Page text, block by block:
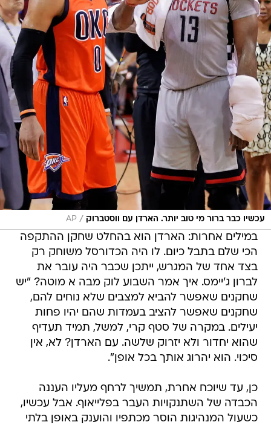
עכשיו כבר ברור מי טוב יותר. הארדן עם ווסטברוק /
AP
במילים אחרות: הארדן הוא בהחלט שחקן ההתקפה
הכי שלם בתבל כיום. לו היה הכדורסל משוחק רק
בצד אחד של המגרש, ייתכן שכבר היה עובר את
לברון ג'יימס. איך אמר השבוע לוק מבה א מוטה? "יש
שחקנים שאפשר להביא למצבים שלא נוחים להם,
שחקנים שאפשר להציב בעמדות שהם יהיו פחות
יעילים. במקרה של סטף קרי, למשל, תמיד תעדיף
שהוא יחדור ולא יזרוק שלשה. עם הארדן? לא, אין
סיכוי. הוא יהרוג אותך בכל אופן".
כן, עד שיוכח אחרת, תמשיך לרחף מעליו העננה
הכבדה של השתנקויות העבר בפלייאוף. אבל עכשיו,
כשעול המנהיגות הוסר מכתפיו והוענק באופן בלתי